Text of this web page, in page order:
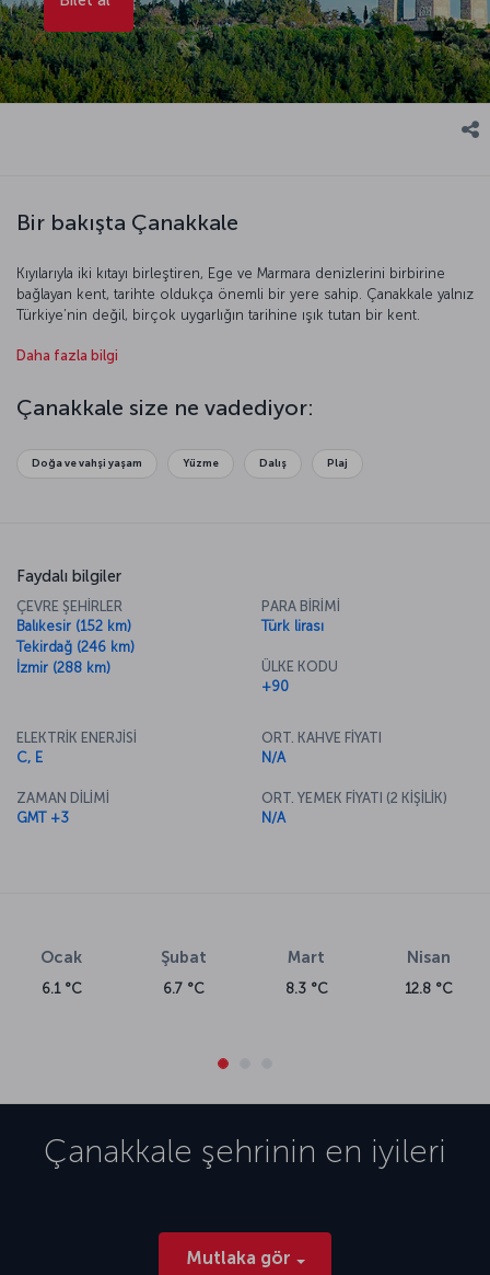
Bir bakışta Çanakkale
Kıyılarıyla iki kıtayı birleştiren, Ege ve Marmara denizlerini birbirine
bağlayan kent, tarihte oldukça önemli bir yere sahip. Çanakkale yalnız
Türkiye’nin değil, birçok uygarlığın tarihine ışık tutan bir kent.
adalarında huzurlu yolculuklara çıkabilirsiniz. Dünyanın birçok
zamanlar geçirmeniz için sizi bekliyor.
Daha fazla bilgi
Çanakkale size ne vadediyor:
Doğa ve vahşi yaşam Yüzme Dalış Plaj
Faydalı bilgiler
ÇEVRE ŞEHİRLER
Balıkesir (152 km)
Tekirdağ (246 km)
İzmir (288 km)
PARA BİRİMİ
Türk lirası
ÜLKE KODU
+90
ELEKTRİK ENERJİSİ
C, E
ZAMAN DİLİMİ
GMT +3
ORT. KAHVE FİYATI
N/A
ORT. YEMEK FİYATI (2 KİŞİLİK)
N/A
Ocak
6.1 °C
Şubat
6.7 °C
Mart
8.3 °C
Nisan
12.8 °C
Çanakkale şehrinin en iyileri
Mutlaka gör